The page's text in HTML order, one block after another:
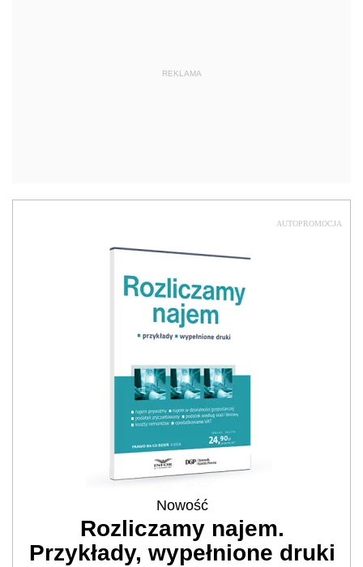
REKLAMA
AUTOPROMOCJA
Nowość
Rozliczamy najem.
Przykłady, wypełnione druki